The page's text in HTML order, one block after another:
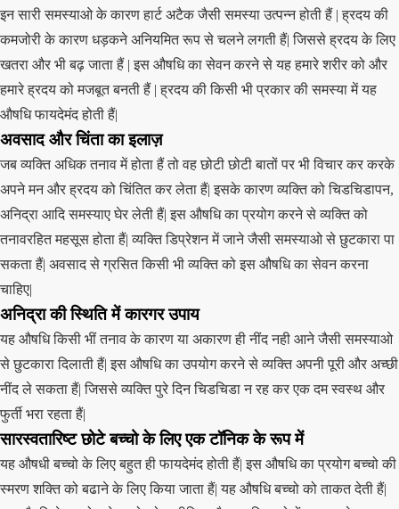
इन सारी समस्याओ के कारण हार्ट अटैक जैसी समस्या उत्पन्न होती हैं | ह्रदय की
कमजोरी के कारण धड़कने अनियमित रूप से चलने लगती हैं| जिससे ह्रदय के लिए
खतरा और भी बढ़ जाता हैं | इस औषधि का सेवन करने से यह हमारे शरीर को और
हमारे ह्रदय को मजबूत बनती हैं | ह्रदय की किसी भी प्रकार की समस्या में यह
औषधि फायदेमंद होती हैं|
अवसाद और चिंता का इलाज़
जब व्यक्ति अधिक तनाव में होता हैं तो वह छोटी छोटी बातों पर भी विचार कर करके
अपने मन और ह्रदय को चिंतित कर लेता हैं| इसके कारण व्यक्ति को चिडचिडापन,
अनिद्रा आदि समस्याए घेर लेती हैं| इस औषधि का प्रयोग करने से व्यक्ति को
तनावरहित महसूस होता हैं| व्यक्ति डिप्रेशन में जाने जैसी समस्याओ से छुटकारा पा
सकता हैं| अवसाद से ग्रसित किसी भी व्यक्ति को इस औषधि का सेवन करना
चाहिए|
अनिद्रा की स्थिति में कारगर उपाय
यह औषधि किसी भीं तनाव के कारण या अकारण ही नींद नही आने जैसी समस्याओ
से छुटकारा दिलाती हैं| इस औषधि का उपयोग करने से व्यक्ति अपनी पूरी और अच्छी
नींद ले सकता हैं| जिससे व्यक्ति पुरे दिन चिडचिडा न रह कर एक दम स्वस्थ और
फुर्ती भरा रहता हैं|
सारस्वतारिष्ट छोटे बच्चो के लिए एक टॉनिक के रूप में
यह औषधी बच्चो के लिए बहुत ही फायदेमंद होती हैं| इस औषधि का प्रयोग बच्चो की
स्मरण शक्ति को बढाने के लिए किया जाता हैं| यह औषधि बच्चो को ताकत देती हैं|